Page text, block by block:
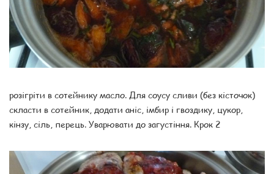
розігріти в сотейнику масло. Для соусу сливи (без кісточок)
скласти в сотейник, додати аніс, імбир і гвоздику, цукор,
кінзу, сіль, перець. Уварювати до загустіння. Крок 2